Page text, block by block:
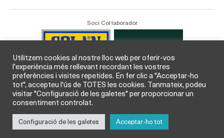
Soci Col·laborador
Utilitzem cookies al nostre lloc web per oferir-vos
l'experiència més rellevant recordant les vostres
preferències i visites repetides. En fer clic a "Acceptar-ho
tot", accepteu l'ús de TOTES les cookies. Tanmateix, podeu
visitar "Configuració de les galetes" per proporcionar un
consentiment controlat.
Configuració de les galetes Acceptar-ho tot